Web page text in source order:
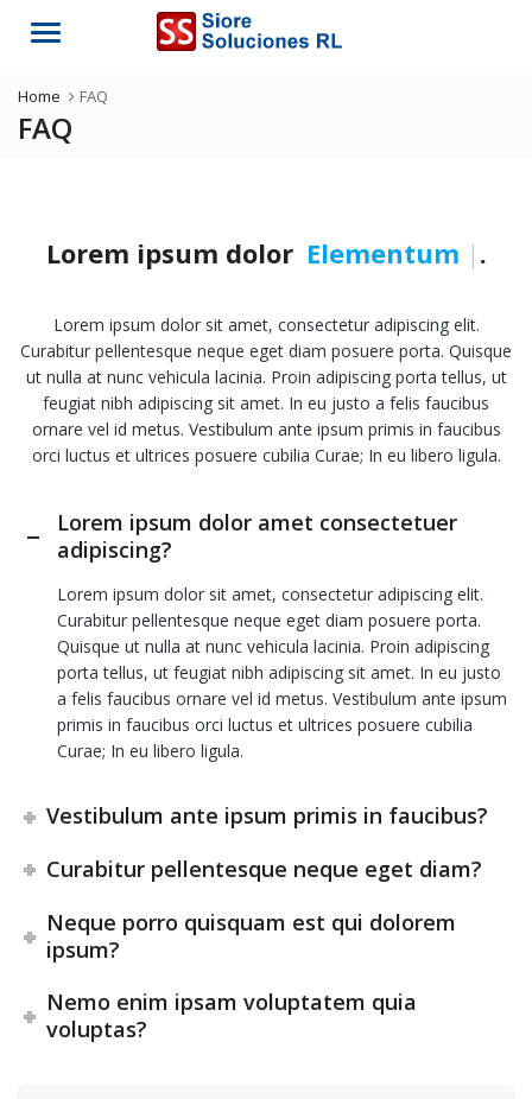
Menu
Home FAQ
FAQ
Lorem ipsum dolor Elementum | .
Lorem ipsum dolor sit amet, consectetur adipiscing elit.
Curabitur pellentesque neque eget diam posuere porta. Quisque
ut nulla at nunc vehicula lacinia. Proin adipiscing porta tellus, ut
feugiat nibh adipiscing sit amet. In eu justo a felis faucibus
ornare vel id metus. Vestibulum ante ipsum primis in faucibus
orci luctus et ultrices posuere cubilia Curae; In eu libero ligula.
Lorem ipsum dolor amet consectetuer
adipiscing?
Lorem ipsum dolor sit amet, consectetur adipiscing elit.
Curabitur pellentesque neque eget diam posuere porta.
Quisque ut nulla at nunc vehicula lacinia. Proin adipiscing
porta tellus, ut feugiat nibh adipiscing sit amet. In eu justo
a felis faucibus ornare vel id metus. Vestibulum ante ipsum
primis in faucibus orci luctus et ultrices posuere cubilia
Curae; In eu libero ligula.
Vestibulum ante ipsum primis in faucibus?
Curabitur pellentesque neque eget diam?
Neque porro quisquam est qui dolorem
ipsum?
Nemo enim ipsam voluptatem quia
voluptas?